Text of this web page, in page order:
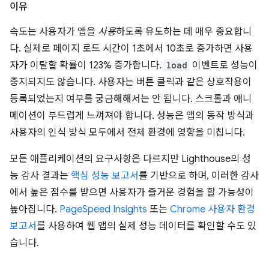
이유
속도는 사용자가 앱을 사용하도록 유도하는 데 매우 중요합니
다. 실제로 페이지 로드 시간이 1초에서 10초로 증가하면 사용
자가 이탈할 확률이 123% 증가합니다. load 이벤트로 성능이
중지되지도 않습니다. 사용자는 버튼 클릭과 같은 상호작용이
등록되었는지 여부를 궁금해해서는 안 됩니다. 스크롤과 애니
메이션이 부드럽게 느껴져야 합니다. 성능은 앱의 동작 방식과
사용자의 인식 방식 모두에서 전체 환경에 영향을 미칩니다.
모든 애플리케이션의 요구사항은 다르지만 Lighthouse의 성
능 감사 결과는 핵심 성능 보고서를 기반으로 하며, 이러한 감사
에서 높은 점수를 받으면 사용자가 즐거운 경험을 할 가능성이
높아집니다. PageSpeed Insights 또는 Chrome 사용자 환경
보고서를 사용하여 웹 앱의 실제 성능 데이터를 확인할 수도 있
습니다.